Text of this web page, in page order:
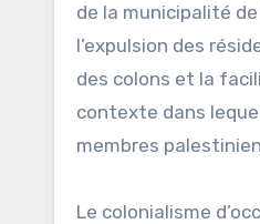
de la municipalité
l’expulsion des
des colons et la
contexte dans
membres
Le colonialisme